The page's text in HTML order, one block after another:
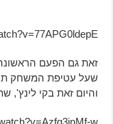
שעל עטיפת המשחק
והיום זאת בקי לינץ',
w